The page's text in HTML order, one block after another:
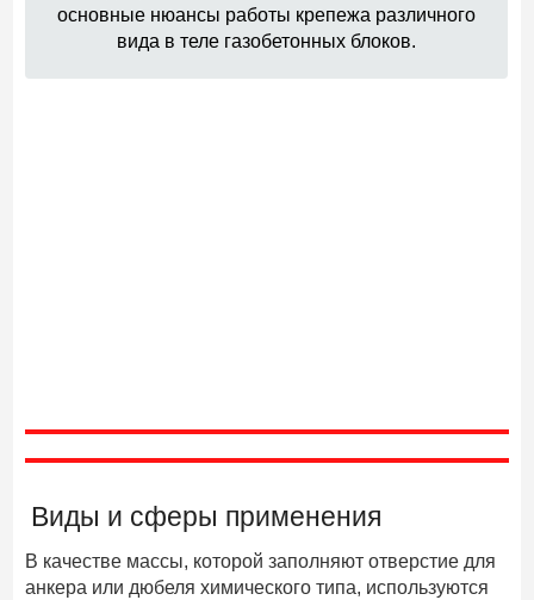
основные нюансы работы крепежа различного
вида в теле газобетонных блоков.
Виды и сферы применения
В качестве массы, которой заполняют отверстие для
анкера или дюбеля химического типа, используются